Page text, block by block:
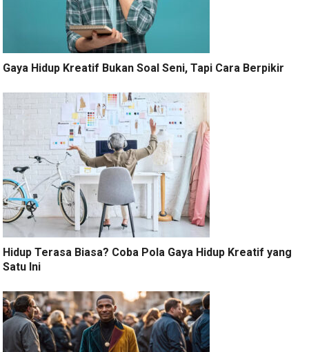
Gaya Hidup Kreatif Bukan Soal Seni, Tapi Cara Berpikir
Hidup Terasa Biasa? Coba Pola Gaya Hidup Kreatif yang
Satu Ini